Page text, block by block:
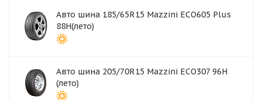
Авто шина 185/65R15 Mazzini ECO605 Plus
88H(лето)
Авто шина 205/70R15 Mazzini ECO307 96Н
(лето)